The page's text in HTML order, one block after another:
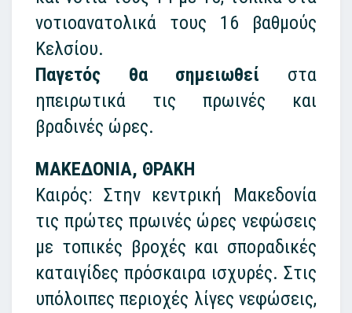
νοτιοανατολικά τους 16 βαθμούς
Κελσίου.
Παγετός θα σημειωθεί στα
ηπειρωτικά τις πρωινές και
βραδινές ώρες.
ΜΑΚΕΔΟΝΙΑ, ΘΡΑΚΗ
Καιρός: Στην κεντρική Μακεδονία
τις πρώτες πρωινές ώρες νεφώσεις
με τοπικές βροχές και σποραδικές
καταιγίδες πρόσκαιρα ισχυρές. Στις
υπόλοιπες περιοχές λίγες νεφώσεις,